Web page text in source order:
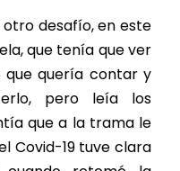
desafío, en este
que tenía que ver
que quería contar y
pero leía los
que a la trama le
Covid-19 tuve clara